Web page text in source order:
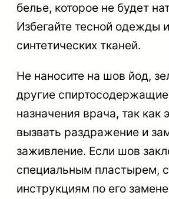
белье, которое не будет
Избегайте тесной одежды и
синтетических тканей.
Не наносите на шов йод,
другие
назначения врача, так как
вызвать раздражение и
заживление. Если шов
специальным пластырем,
инструкциям по его